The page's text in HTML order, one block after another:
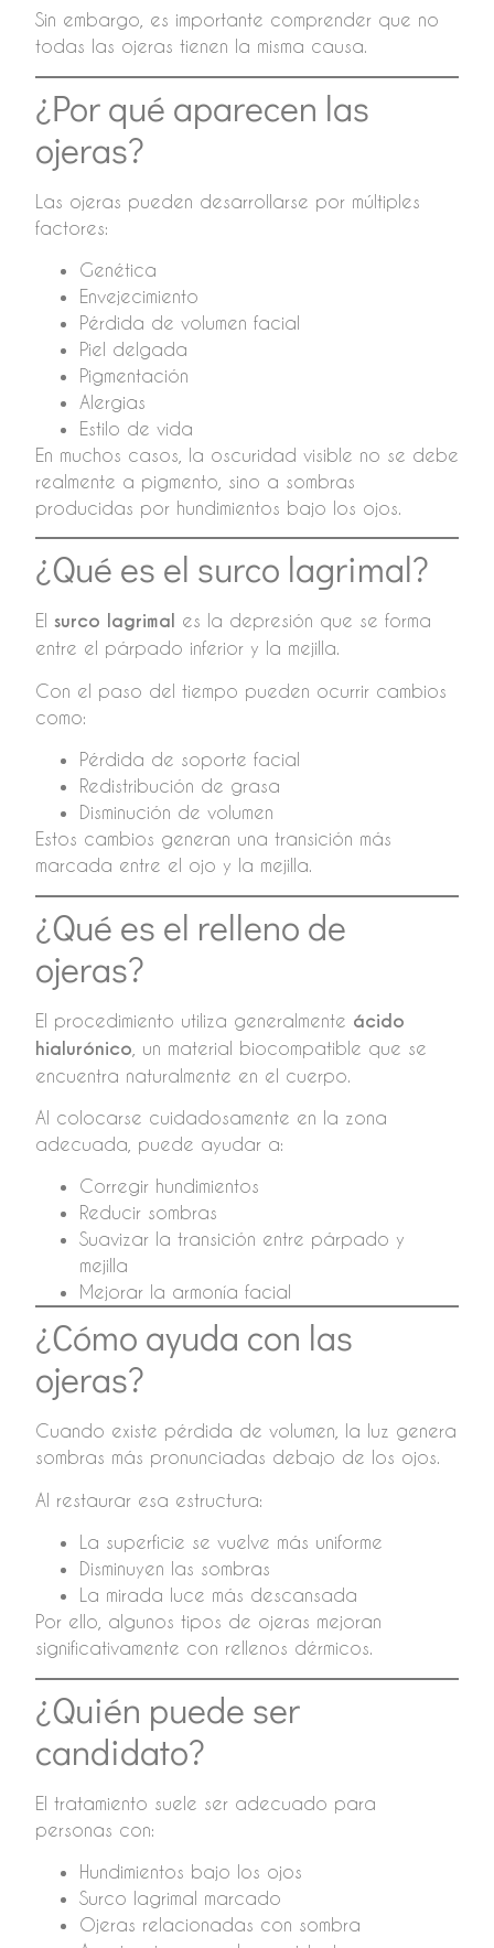
Sin embargo, es importante comprender que no
todas las ojeras tienen la misma causa.
¿Por qué aparecen las
ojeras?
Las ojeras pueden desarrollarse por múltiples
factores:
Genética
Envejecimiento
Pérdida de volumen facial
Piel delgada
Pigmentación
Alergias
Estilo de vida
En muchos casos, la oscuridad visible no se debe
realmente a pigmento, sino a sombras
producidas por hundimientos bajo los ojos.
¿Qué es el surco lagrimal?
El surco lagrimal es la depresión que se forma
entre el párpado inferior y la mejilla.
Con el paso del tiempo pueden ocurrir cambios
como:
Pérdida de soporte facial
Redistribución de grasa
Disminución de volumen
Estos cambios generan una transición más
marcada entre el ojo y la mejilla.
¿Qué es el relleno de
ojeras?
El procedimiento utiliza generalmente ácido
hialurónico , un material biocompatible que se
encuentra naturalmente en el cuerpo.
Al colocarse cuidadosamente en la zona
adecuada, puede ayudar a:
Corregir hundimientos
Reducir sombras
Suavizar la transición entre párpado y
mejilla
Mejorar la armonía facial
¿Cómo ayuda con las
ojeras?
Cuando existe pérdida de volumen, la luz genera
sombras más pronunciadas debajo de los ojos.
Al restaurar esa estructura:
La superficie se vuelve más uniforme
Disminuyen las sombras
La mirada luce más descansada
Por ello, algunos tipos de ojeras mejoran
significativamente con rellenos dérmicos.
¿Quién puede ser
candidato?
El tratamiento suele ser adecuado para
personas con:
Hundimientos bajo los ojos
Surco lagrimal marcado
Ojeras relacionadas con sombra